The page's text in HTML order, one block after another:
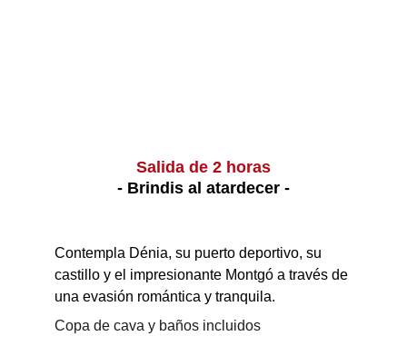
Salida de 2 horas
- Brindis al atardecer -
Contempla Dénia, su puerto deportivo, su
castillo y el impresionante Montgó a través de
una evasión romántica y tranquila.
Copa de cava y baños incluidos